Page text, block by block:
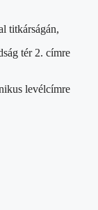
titkárságán,
tér 2. címre
levélcímre